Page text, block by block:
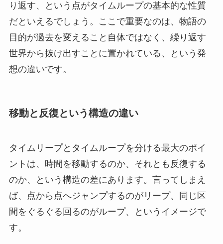
り返す、という点がタイムループの基本的な性質
だといえるでしょう。ここで重要なのは、物語の
目的が過去を変えること自体ではなく、繰り返す
世界から抜け出すことに置かれている、という発
想の違いです。
移動と反復という構造の違い
タイムリープとタイムループを分ける最大のポイ
ントは、時間を移動するのか、それとも反復する
のか、という構造の差にあります。言ってしまえ
ば、点から点へジャンプするのがリープ、同じ区
間をぐるぐる回るのがループ、というイメージで
す。